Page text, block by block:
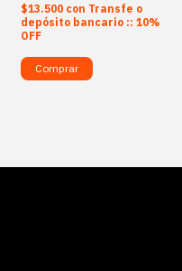
$13.500 con Transfe o
depósito bancario :: 10%
OFF